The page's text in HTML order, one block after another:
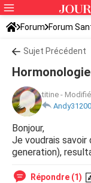
Forum Forum
Sujet Précédent
Hormonologie
titine -
Andy31200
Bonjour,
Je voudrais
generation),
Répondre (1)